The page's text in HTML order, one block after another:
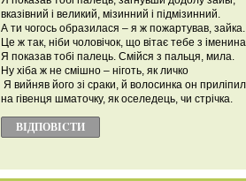
вказівний і великий, мізинний і підмізинний.
А ти чогось образилася – я ж пожартував, зайка.
Це ж так, ніби чоловічок, що вітає тебе з
Я показав тобі палець. Смійся з пальця, мила.
Ну хіба ж не смішно – ніготь, як личко
Я вийняв його зі сраки, й волосинка он
на гівенця шматочку, як оселедець, чи стрічка.
ВІДПОВІCТИ